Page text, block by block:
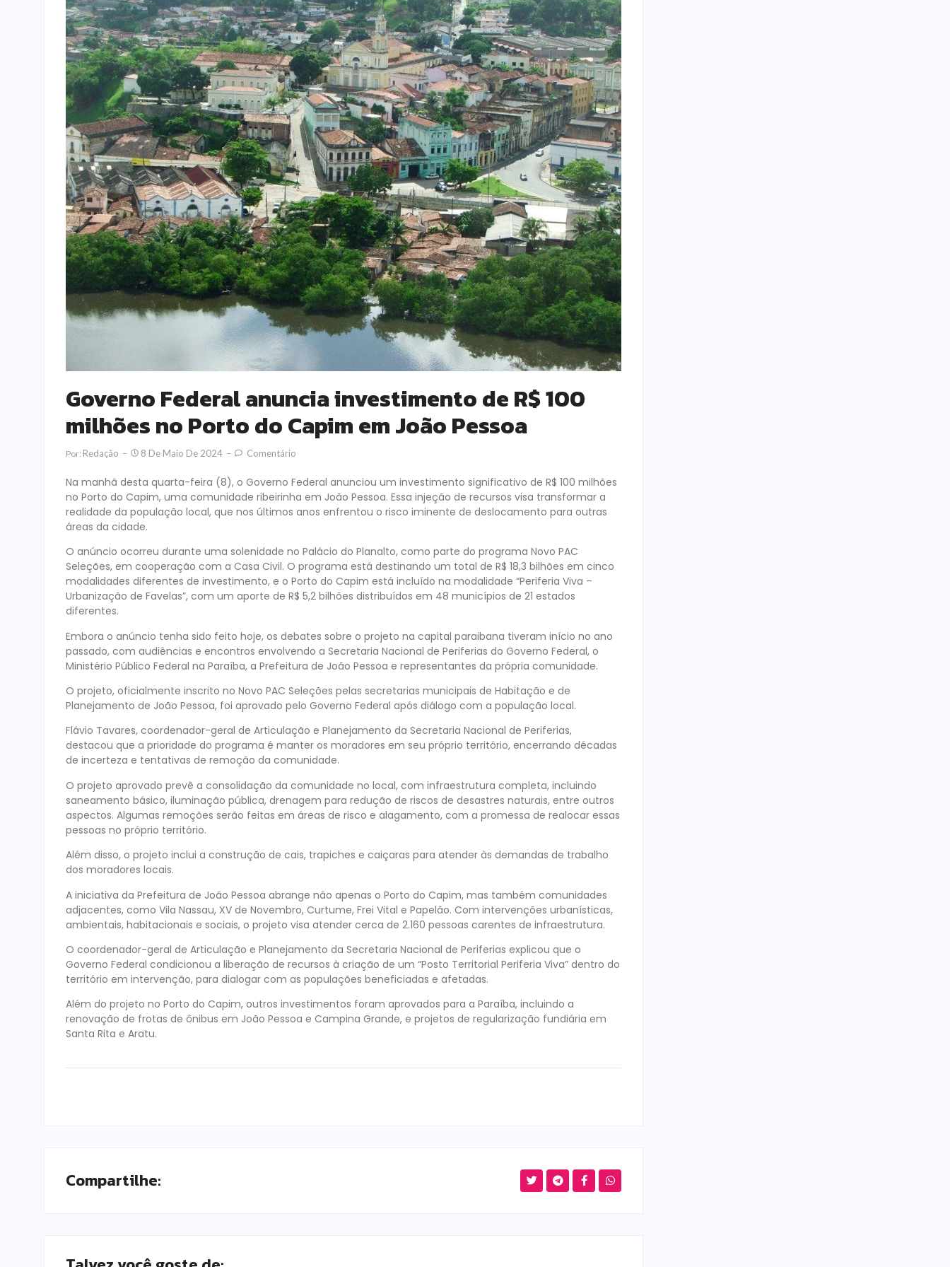
Governo Federal anuncia investimento de R$ 100
milhões no Porto do Capim em João Pessoa
Por: Redação 8 De Maio De 2024 Comentário
Na manhã desta quarta-feira (8), o Governo Federal anunciou um investimento significativo de R$ 100 milhões
no Porto do Capim, uma comunidade ribeirinha em João Pessoa. Essa injeção de recursos visa transformar a
realidade da população local, que nos últimos anos enfrentou o risco iminente de deslocamento para outras
áreas da cidade.
O anúncio ocorreu durante uma solenidade no Palácio do Planalto, como parte do programa Novo PAC
Seleções, em cooperação com a Casa Civil. O programa está destinando um total de R$ 18,3 bilhões em cinco
modalidades diferentes de investimento, e o Porto do Capim está incluído na modalidade “Periferia Viva –
Urbanização de Favelas”, com um aporte de R$ 5,2 bilhões distribuídos em 48 municípios de 21 estados
diferentes.
Embora o anúncio tenha sido feito hoje, os debates sobre o projeto na capital paraibana tiveram início no ano
passado, com audiências e encontros envolvendo a Secretaria Nacional de Periferias do Governo Federal, o
Ministério Público Federal na Paraíba, a Prefeitura de João Pessoa e representantes da própria comunidade.
O projeto, oficialmente inscrito no Novo PAC Seleções pelas secretarias municipais de Habitação e de
Planejamento de João Pessoa, foi aprovado pelo Governo Federal após diálogo com a população local.
Flávio Tavares, coordenador-geral de Articulação e Planejamento da Secretaria Nacional de Periferias,
destacou que a prioridade do programa é manter os moradores em seu próprio território, encerrando décadas
de incerteza e tentativas de remoção da comunidade.
O projeto aprovado prevê a consolidação da comunidade no local, com infraestrutura completa, incluindo
saneamento básico, iluminação pública, drenagem para redução de riscos de desastres naturais, entre outros
aspectos. Algumas remoções serão feitas em áreas de risco e alagamento, com a promessa de realocar essas
pessoas no próprio território.
Além disso, o projeto inclui a construção de cais, trapiches e caiçaras para atender às demandas de trabalho
dos moradores locais.
A iniciativa da Prefeitura de João Pessoa abrange não apenas o Porto do Capim, mas também comunidades
adjacentes, como Vila Nassau, XV de Novembro, Curtume, Frei Vital e Papelão. Com intervenções urbanísticas,
ambientais, habitacionais e sociais, o projeto visa atender cerca de 2.160 pessoas carentes de infraestrutura.
O coordenador-geral de Articulação e Planejamento da Secretaria Nacional de Periferias explicou que o
Governo Federal condicionou a liberação de recursos à criação de um “Posto Territorial Periferia Viva” dentro do
território em intervenção, para dialogar com as populações beneficiadas e afetadas.
Além do projeto no Porto do Capim, outros investimentos foram aprovados para a Paraíba, incluindo a
renovação de frotas de ônibus em João Pessoa e Campina Grande, e projetos de regularização fundiária em
Santa Rita e Aratu.
Compartilhe: